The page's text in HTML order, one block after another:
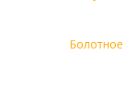
Болотное